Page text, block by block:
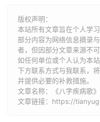
二艮面部多疙
艮兑必主胃开
艮乾胃病是寒
艮离必是阳宫
版权声明：
本站所有文章旨在个人学
部分内容为网络信息摘录
者，但因部分文章来源不
如任何单位或个人认为本
下方联系方式与我联系​​，
并提供必要的补救措施。
文章名称：《八字疾病歌》
文章链接： https://